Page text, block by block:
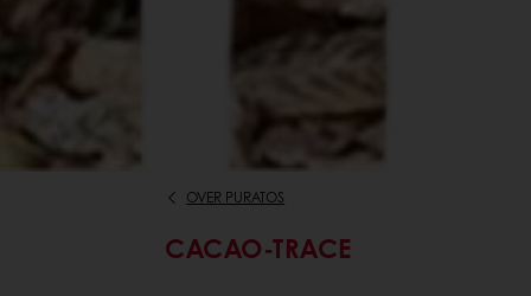
OVER PURATOS
CACAO-TRACE